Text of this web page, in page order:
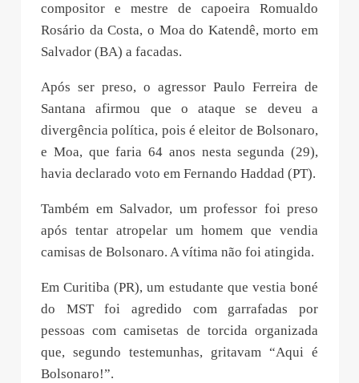
compositor e mestre de capoeira Romualdo
Rosário da Costa, o Moa do Katendê, morto em
Salvador (BA) a facadas.
Após ser preso, o agressor Paulo Ferreira de
Santana afirmou que o ataque se deveu a
divergência política, pois é eleitor de Bolsonaro,
e Moa, que faria 64 anos nesta segunda (29),
havia declarado voto em Fernando Haddad (PT).
Também em Salvador, um professor foi preso
após tentar atropelar um homem que vendia
camisas de Bolsonaro. A vítima não foi atingida.
Em Curitiba (PR), um estudante que vestia boné
do MST foi agredido com garrafadas por
pessoas com camisetas de torcida organizada
que, segundo testemunhas, gritavam “Aqui é
Bolsonaro!”.